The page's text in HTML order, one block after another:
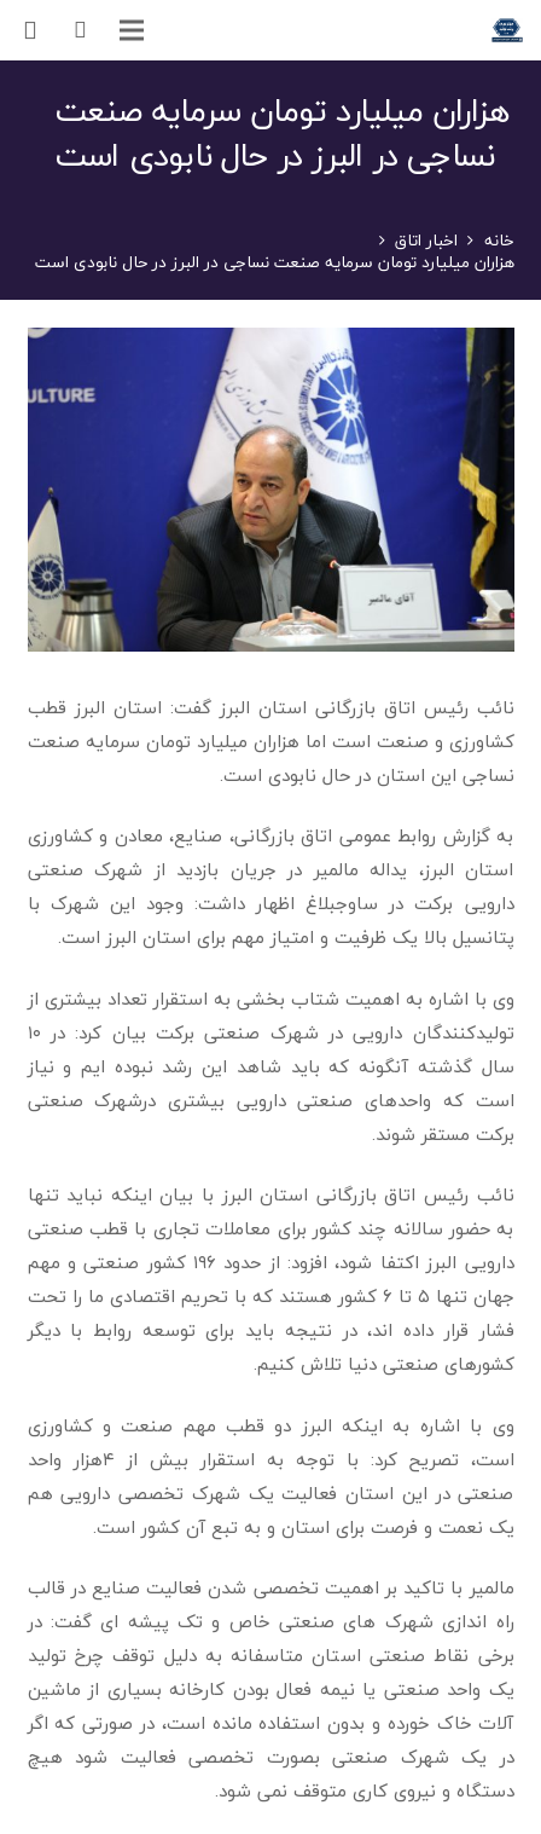
هزاران میلیارد تومان سرمایه صنعت
نساجی در البرز در حال نابودی است
خانه اخبار اتاق
هزاران میلیارد تومان سرمایه صنعت نساجی در البرز در حال نابودی است
نائب رئیس اتاق بازرگانی استان البرز گفت: استان البرز قطب
کشاورزی و صنعت است اما هزاران میلیارد تومان سرمایه صنعت
نساجی این استان در حال نابودی است.
به گزارش روابط عمومی اتاق بازرگانی، صنایع، معادن و کشاورزی
استان البرز، یداله مالمیر در جریان بازدید از شهرک صنعتی
دارویی برکت در ساوجبلاغ اظهار داشت: وجود این شهرک با
پتانسیل بالا یک ظرفیت و امتیاز مهم برای استان البرز است.
وی با اشاره به اهمیت شتاب بخشی به استقرار تعداد بیشتری از
تولیدکنندگان دارویی در شهرک صنعتی برکت بیان کرد: در ۱۰
سال گذشته آنگونه که باید شاهد این رشد نبوده ایم و نیاز
است که واحدهای صنعتی دارویی بیشتری درشهرک صنعتی
برکت مستقر شوند.
نائب رئیس اتاق بازرگانی استان البرز با بیان اینکه نباید تنها
به حضور سالانه چند کشور برای معاملات تجاری با قطب صنعتی
دارویی البرز اکتفا شود، افزود: از حدود ۱۹۶ کشور صنعتی و مهم
جهان تنها ۵ تا ۶ کشور هستند که با تحریم اقتصادی ما را تحت
فشار قرار داده اند، در نتیجه باید برای توسعه روابط با دیگر
کشورهای صنعتی دنیا تلاش کنیم.
وی با اشاره به اینکه البرز دو قطب مهم صنعت و کشاورزی
است، تصریح کرد: با توجه به‌ استقرار بیش از ۴هزار واحد
صنعتی در این استان فعالیت یک شهرک تخصصی دارویی هم
یک نعمت و فرصت برای استان و به تبع آن کشور است.
مالمیر با تاکید بر اهمیت تخصصی شدن فعالیت صنایع در قالب
راه اندازی شهرک های صنعتی خاص و تک پیشه ای گفت: در
برخی نقاط صنعتی استان متاسفانه به دلیل توقف چرخ تولید
یک واحد صنعتی یا نیمه فعال بودن کارخانه بسیاری از ماشین
آلات خاک خورده و بدون استفاده مانده است، در صورتی که اگر
در یک شهرک صنعتی بصورت تخصصی فعالیت شود هیچ
دستگاه و نیروی کاری متوقف نمی شود.